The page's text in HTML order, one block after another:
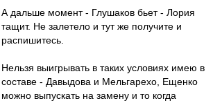
А дальше момент - Глушаков бьет - Лория
тащит. Не залетело и тут же получите и
распишитесь.
Нельзя выигрывать в таких условиях имею в
составе - Давыдова и Мельгарехо, Ещенко
можно выпускать на замену и то когда